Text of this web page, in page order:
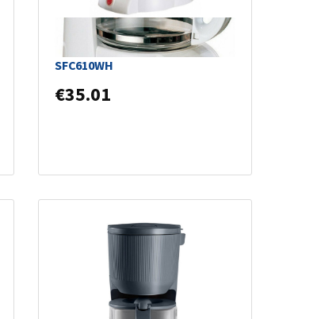
Singer SFC610 Καφετιέρα
Φίλτρου 1000W White
SFC610WH
€35.01